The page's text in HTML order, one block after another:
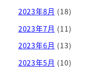
2023年8月 (18)
2023年7月 (11)
2023年6月 (13)
2023年5月 (10)